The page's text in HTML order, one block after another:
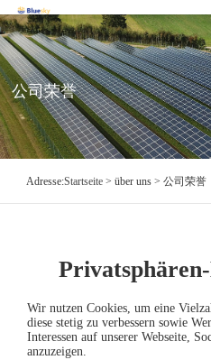
Wir nutzen Cookies, um eine
diese stetig zu verbessern sowie
Interessen auf unserer Webseite,
anzuzeigen.
公司荣誉
Adresse:Startseite > über uns > 公司荣誉
2020-
←API证书